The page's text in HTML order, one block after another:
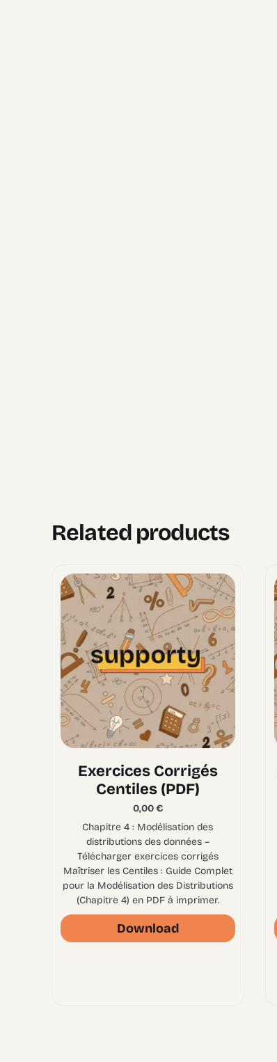
Related products
Exercices Corrigés
Centiles (PDF)
0,00€
Chapitre 4 : Modélisation des
distributions des données –
Télécharger exercices corrigés
Maîtriser les Centiles : Guide Complet
pour la Modélisation des Distributions
(Chapitre 4) en PDF à imprimer.
Download